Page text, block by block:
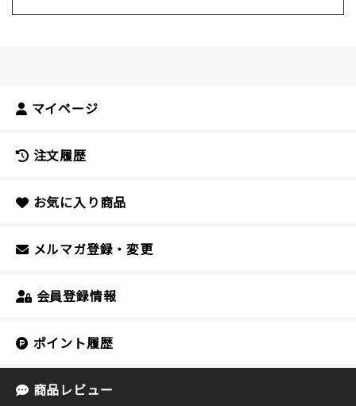
マイページ
注文履歴
お気に入り商品
メルマガ登録・変更
会員登録情報
ポイント履歴
商品レビュー